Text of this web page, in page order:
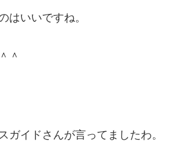
はいいですね。
＾
ガイドさんが言ってましたわ。